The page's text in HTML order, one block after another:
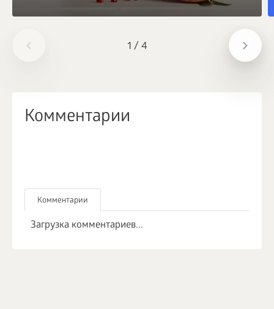
1 / 4
Комментарии
Комментарии
Загрузка комментариев...